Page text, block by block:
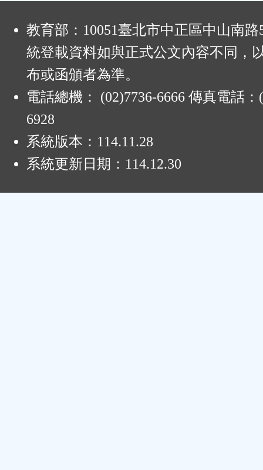
教育部：10051臺北市中正區中山南
統登載資料如與正式公文內容不同，
布或函頒者為準。
電話總機： (02)7736-6666 傳真電話：
6928
系統版本： 114.11.28
系統更新日期： 114.12.30